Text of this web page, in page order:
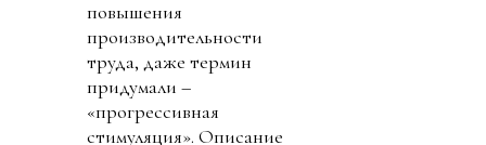
повышения
производительности
труда, даже термин
придумали –
«прогрессивная
стимуляция». Описание